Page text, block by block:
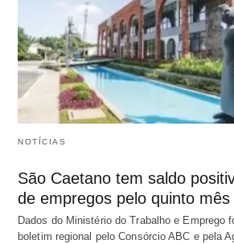
NOTÍCIAS
São Caetano tem saldo
de empregos pelo quinto
Dados do Ministério do Trabalho e Emprego
boletim regional pelo Consórcio ABC e pela